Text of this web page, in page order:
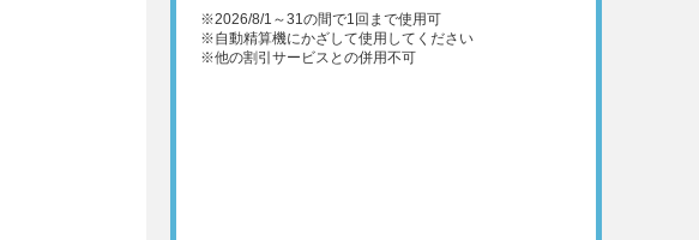
※2026/8/1～31の間で1回まで使用可
※自動精算機にかざして使用してください
※他の割引サービスとの併用不可